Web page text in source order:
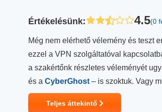
Értékelésünk: 4.5(0
Még nem elérhető vélemény és teszt
ezzel a VPN szolgáltatóval
a szakértőnk részletes véleményét
és a CyberGhost – is szoktuk. Vagy
Teljes áttekintő